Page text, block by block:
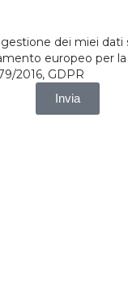
dei miei dati
europeo per
2016, GDPR
Invia